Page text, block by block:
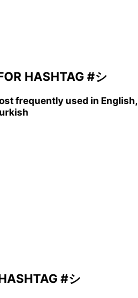
HASHTAG #シ
frequently used in English,
#シ